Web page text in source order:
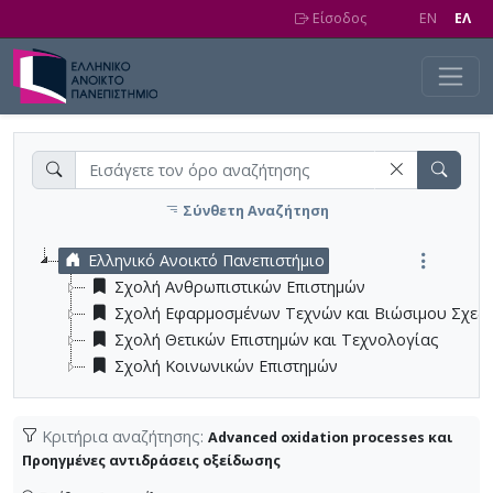
Είσοδος EN EΛ
Σύνθετη Αναζήτηση
Ελληνικό Ανοικτό Πανεπιστήμιο
Σχολή Ανθρωπιστικών Επιστημών
Σχολή Εφαρμοσμένων Τεχνών και Βιώσιμου
Σχολή Θετικών Επιστημών και Τεχνολογίας
Σχολή Κοινωνικών Επιστημών
Κριτήρια αναζήτησης: Advanced oxidation processes και
Προηγμένες αντιδράσεις οξείδωσης